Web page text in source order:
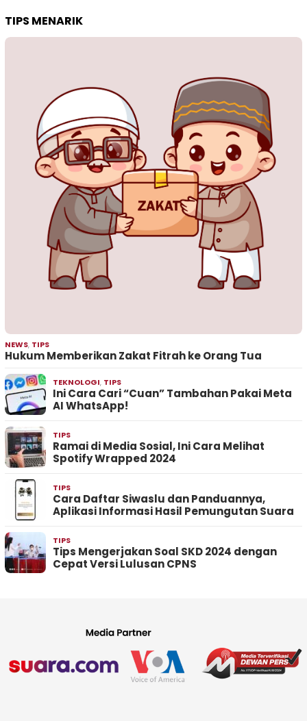
TIPS MENARIK
NEWS, TIPS
Hukum Memberikan Zakat Fitrah ke Orang Tua
TEKNOLOGI, TIPS
Ini Cara Cari “Cuan” Tambahan Pakai Meta
AI WhatsApp!
TIPS
Ramai di Media Sosial, Ini Cara Melihat
Spotify Wrapped 2024
TIPS
Cara Daftar Siwaslu dan Panduannya,
Aplikasi Informasi Hasil Pemungutan Suara
TIPS
Tips Mengerjakan Soal SKD 2024 dengan
Cepat Versi Lulusan CPNS